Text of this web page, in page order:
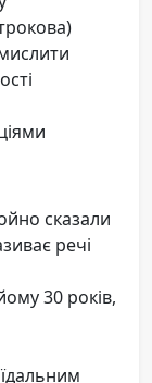
сказали
речі
30 років,